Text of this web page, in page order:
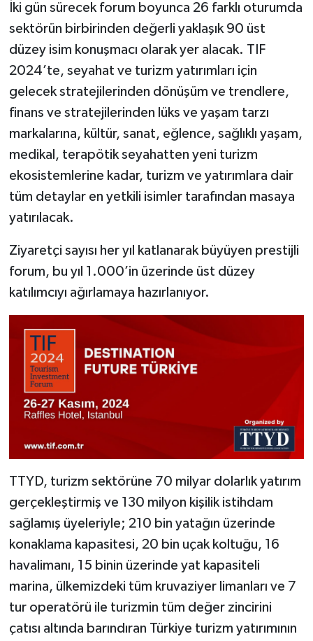
İki gün sürecek forum boyunca 26 farklı oturumda
sektörün birbirinden değerli yaklaşık 90 üst
düzey isim konuşmacı olarak yer alacak. TIF
2024’te, seyahat ve turizm yatırımları için
gelecek stratejilerinden dönüşüm ve trendlere,
finans ve stratejilerinden lüks ve yaşam tarzı
markalarına, kültür, sanat, eğlence, sağlıklı yaşam,
medikal, terapötik seyahatten yeni turizm
ekosistemlerine kadar, turizm ve yatırımlara dair
tüm detaylar en yetkili isimler tarafından masaya
yatırılacak.
Ziyaretçi sayısı her yıl katlanarak büyüyen prestijli
forum, bu yıl 1.000’in üzerinde üst düzey
katılımcıyı ağırlamaya hazırlanıyor.
TTYD, turizm sektörüne 70 milyar dolarlık yatırım
gerçekleştirmiş ve 130 milyon kişilik istihdam
sağlamış üyeleriyle; 210 bin yatağın üzerinde
konaklama kapasitesi, 20 bin uçak koltuğu, 16
havalimanı, 15 binin üzerinde yat kapasiteli
marina, ülkemizdeki tüm kruvaziyer limanları ve 7
tur operatörü ile turizmin tüm değer zincirini
çatısı altında barındıran Türkiye turizm yatırımının